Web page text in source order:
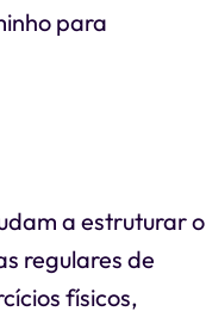
para
a estruturar o
regulares de
físicos,